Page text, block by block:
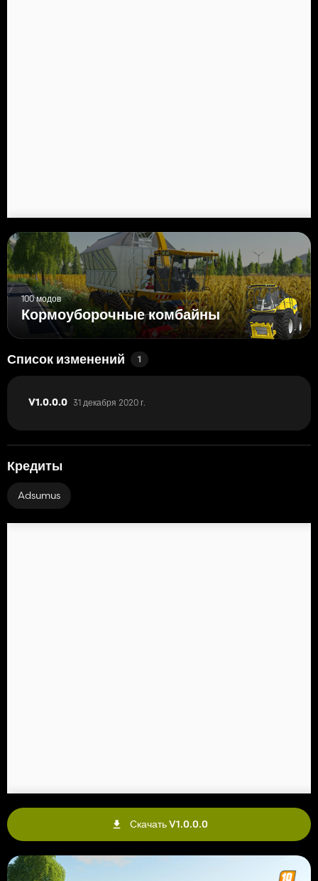
100 модов
Кормоуборочные комбайны
Список изменений 1
V1.0.0.0 31 декабря 2020 г.
Кредиты
Adsumus
Скачать V1.0.0.0